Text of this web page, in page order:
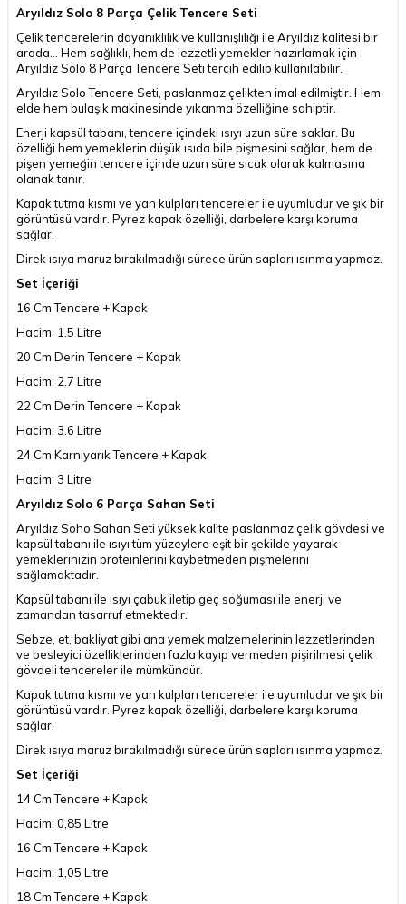
Aryıldız Solo 8 Parça Çelik Tencere Seti
Çelik tencerelerin dayanıklılık ve kullanışlılığı ile Aryıldız kalitesi bir
arada... Hem sağlıklı, hem de lezzetli yemekler hazırlamak için
Aryıldız Solo 8 Parça Tencere Seti tercih edilip kullanılabilir.
Aryıldız Solo Tencere Seti, paslanmaz çelikten imal edilmiştir. Hem
elde hem bulaşık makinesinde yıkanma özelliğine sahiptir.
Enerji kapsül tabanı, tencere içindeki ısıyı uzun süre saklar. Bu
özelliği hem yemeklerin düşük ısıda bile pişmesini sağlar, hem de
pişen yemeğin tencere içinde uzun süre sıcak olarak kalmasına
olanak tanır.
Kapak tutma kısmı ve yan kulpları tencereler ile uyumludur ve şık bir
görüntüsü vardır. Pyrez kapak özelliği, darbelere karşı koruma
sağlar.
Direk ısıya maruz bırakılmadığı sürece ürün sapları ısınma yapmaz.
Set İçeriği
16 Cm Tencere + Kapak
Hacim: 1.5 Litre
20 Cm Derin Tencere + Kapak
Hacim: 2.7 Litre
22 Cm Derin Tencere + Kapak
Hacim: 3.6 Litre
24 Cm Karnıyarık Tencere + Kapak
Hacim: 3 Litre
Aryıldız Solo 6 Parça Sahan Seti
Aryıldız Soho Sahan Seti yüksek kalite paslanmaz çelik gövdesi ve
kapsül tabanı ile ısıyı tüm yüzeylere eşit bir şekilde yayarak
yemeklerinizin proteinlerini kaybetmeden pişmelerini
sağlamaktadır.
Kapsül tabanı ile ısıyı çabuk iletip geç soğuması ile enerji ve
zamandan tasarruf etmektedir.
Sebze, et, bakliyat gibi ana yemek malzemelerinin lezzetlerinden
ve besleyici özelliklerinden fazla kayıp vermeden pişirilmesi çelik
gövdeli tencereler ile mümkündür.
Kapak tutma kısmı ve yan kulpları tencereler ile uyumludur ve şık bir
görüntüsü vardır. Pyrez kapak özelliği, darbelere karşı koruma
sağlar.
Direk ısıya maruz bırakılmadığı sürece ürün sapları ısınma yapmaz.
Set İçeriği
14 Cm Tencere + Kapak
Hacim: 0,85 Litre
16 Cm Tencere + Kapak
Hacim: 1,05 Litre
18 Cm Tencere + Kapak